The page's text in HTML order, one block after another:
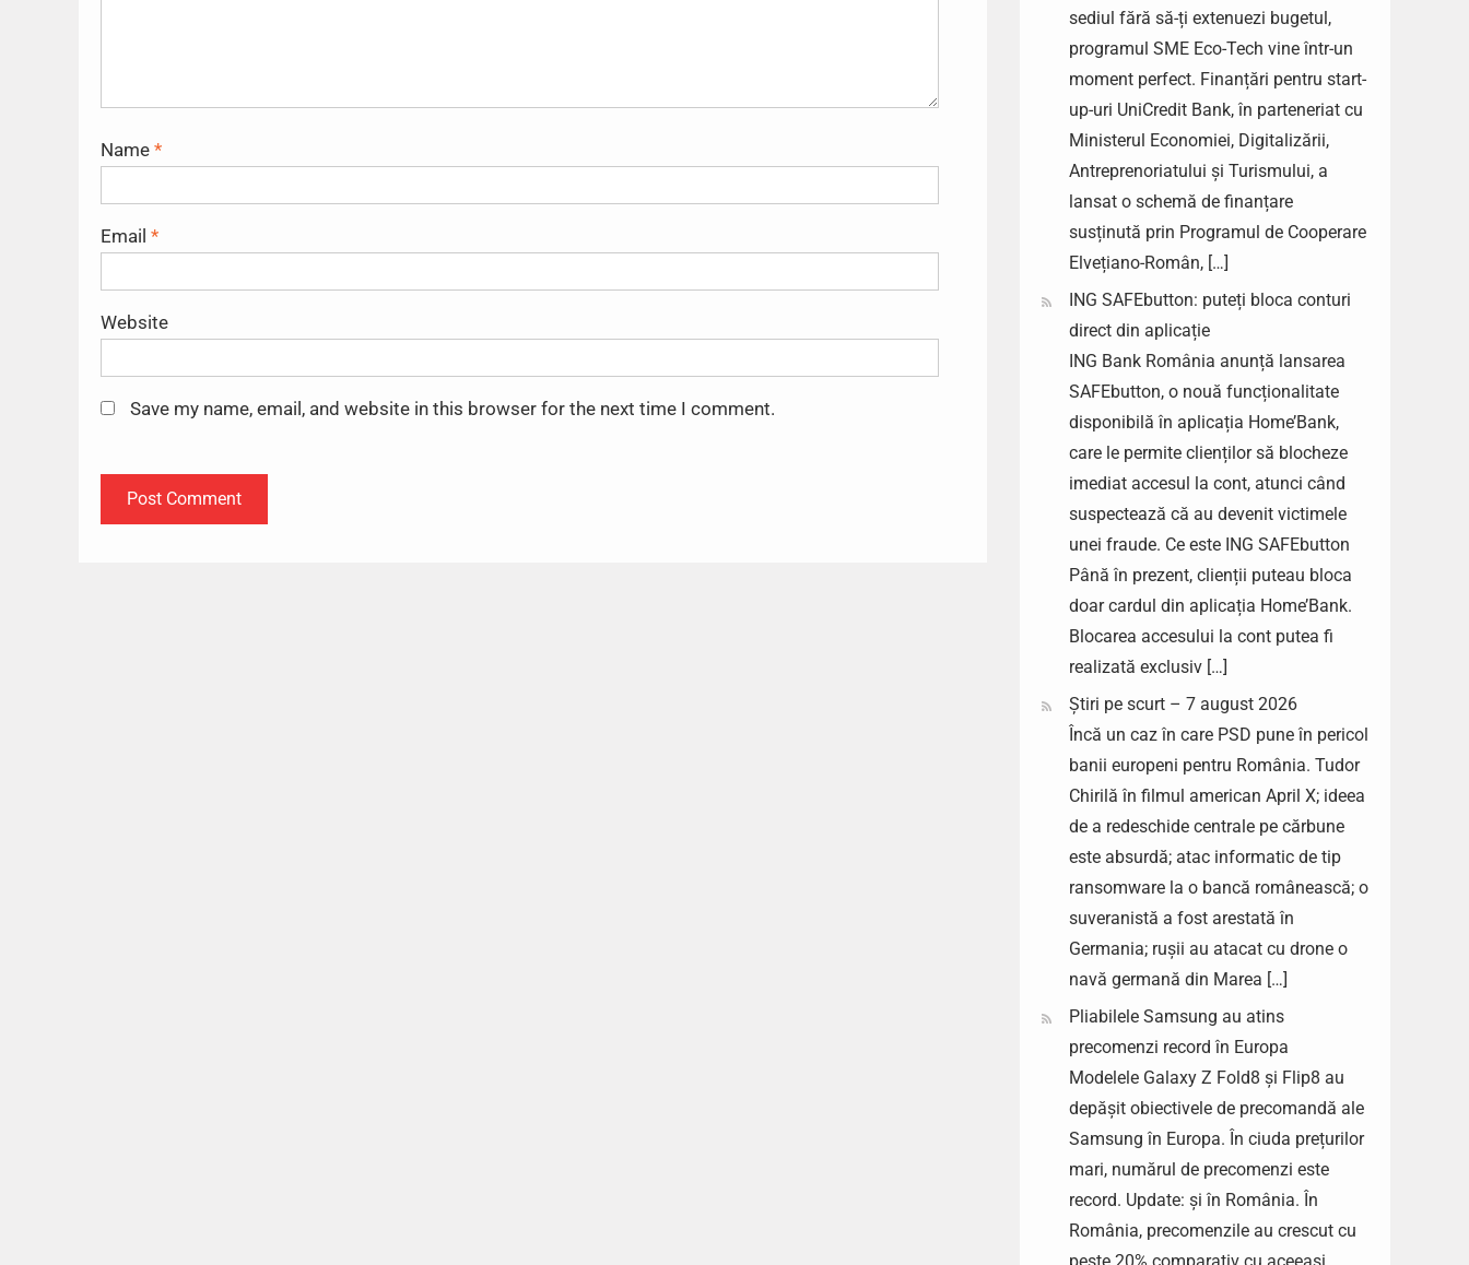
Name *
Email *
Website
Save my name, email, and website in this browser for the next time I comment.
sediul fără să-ți extenuezi bugetul,
programul SME Eco-Tech vine într-un
moment perfect. Finanțări pentru start-
up-uri UniCredit Bank, în parteneriat cu
Ministerul Economiei, Digitalizării,
Antreprenoriatului și Turismului, a
lansat o schemă de finanțare
susținută prin Programul de Cooperare
Elvețiano-Român, […]
ING SAFEbutton: puteți bloca conturi
direct din aplicație
ING Bank România anunță lansarea
SAFEbutton, o nouă funcționalitate
disponibilă în aplicația Home’Bank,
care le permite clienților să blocheze
imediat accesul la cont, atunci când
suspectează că au devenit victimele
unei fraude. Ce este ING SAFEbutton
Până în prezent, clienții puteau bloca
doar cardul din aplicația Home’Bank.
Blocarea accesului la cont putea fi
realizată exclusiv […]
Știri pe scurt – 7 august 2026
Încă un caz în care PSD pune în pericol
banii europeni pentru România. Tudor
Chirilă în filmul american April X; ideea
de a redeschide centrale pe cărbune
este absurdă; atac informatic de tip
ransomware la o bancă românească; o
suveranistă a fost arestată în
Germania; rușii au atacat cu drone o
navă germană din Marea […]
Pliabilele Samsung au atins
precomenzi record în Europa
Modelele Galaxy Z Fold8 și Flip8 au
depășit obiectivele de precomandă ale
Samsung în Europa. În ciuda prețurilor
mari, numărul de precomenzi este
record. Update: și în România. În
România, precomenzile au crescut cu